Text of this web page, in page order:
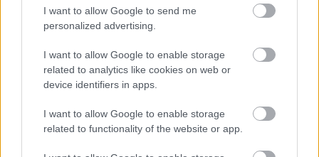
I want to allow Google to send me
personalized advertising.
I want to allow Google to enable storage
related to analytics like cookies on web or
device identifiers in apps.
I want to allow Google to enable storage
related to functionality of the website or app.
Δυτική Ελλάδα: Σε αυξημένη επιφυλακή για
φωτιές – Υψηλός κίνδυνος σε Αχαΐα, Ηλεία και
Καιρός: «Καμίνι» η Δυτική Ελλάδα – Στα ύψη ο
υδράργυρος, πού θα χτυπήσει 40άρι και πότε
Αυτές είναι οι πέντε που δυναμώνουν τα οστά
ΟΛΕΣ ΟΙ ΕΙΔΗΣΕΙΣ